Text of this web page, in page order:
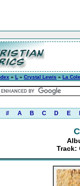
» L » Crystal Lewis » La
# A B C D E
Track: